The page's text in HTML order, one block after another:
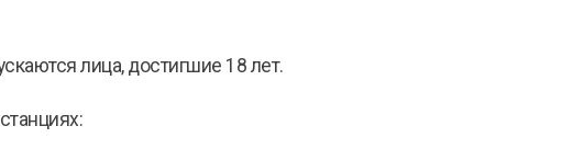
лица, достигшие 18 лет.